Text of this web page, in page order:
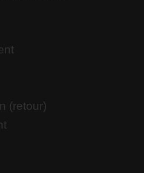
(retour)